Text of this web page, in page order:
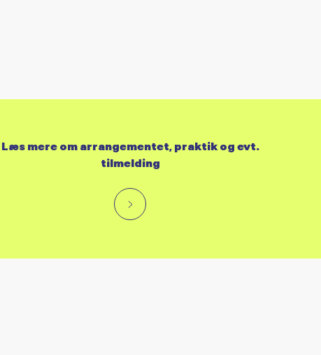
Læs mere om arrangementet, praktik og evt.
tilmelding